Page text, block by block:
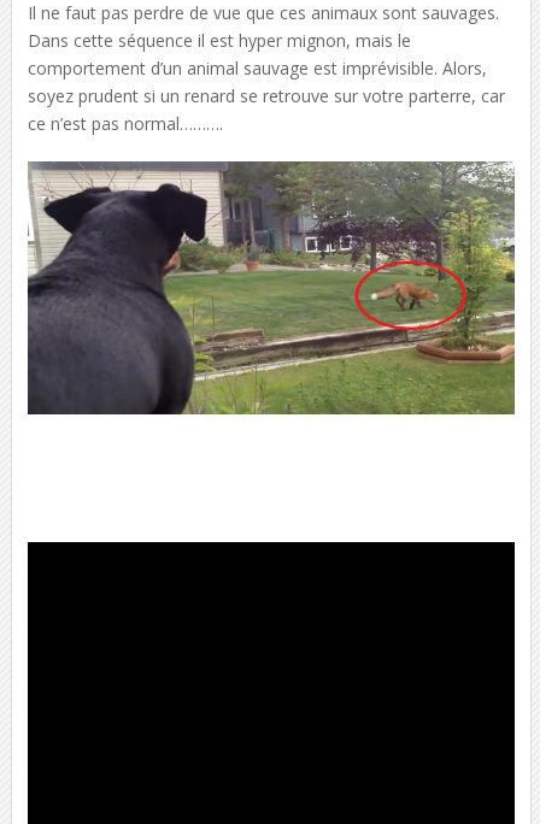
Il ne faut pas perdre de vue que ces animaux sont sauvages.
Dans cette séquence il est hyper mignon, mais le
comportement d’un animal sauvage est imprévisible. Alors,
soyez prudent si un renard se retrouve sur votre parterre, car
ce n’est pas normal……….